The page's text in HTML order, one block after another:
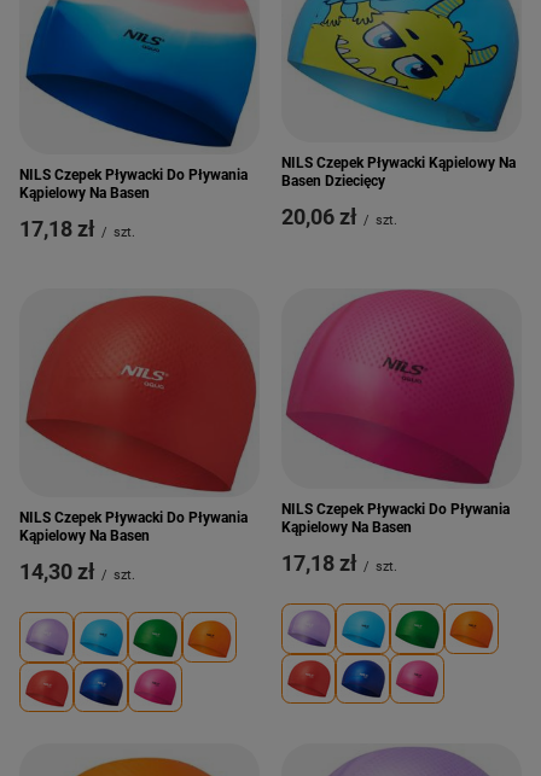
NILS Czepek Pływacki Do Pływania
Kąpielowy Na Basen
17,18 zł / szt.
NILS Czepek Pływacki Kąpielowy Na
Basen Dziecięcy
20,06 zł / szt.
NILS Czepek Pływacki Do Pływania
Kąpielowy Na Basen
14,30 zł / szt.
NILS Czepek Pływacki Do Pływania
Kąpielowy Na Basen
17,18 zł / szt.